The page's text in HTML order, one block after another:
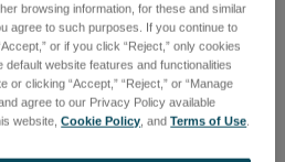
browsing information, for these and similar
agree to such purposes. If you continue to
or if you click “Reject,” only cookies
website features and functionalities
or clicking “Accept,” “Reject,” or “Manage
agree to our Privacy Policy available
website,Cookie Policy , andTerms of Use